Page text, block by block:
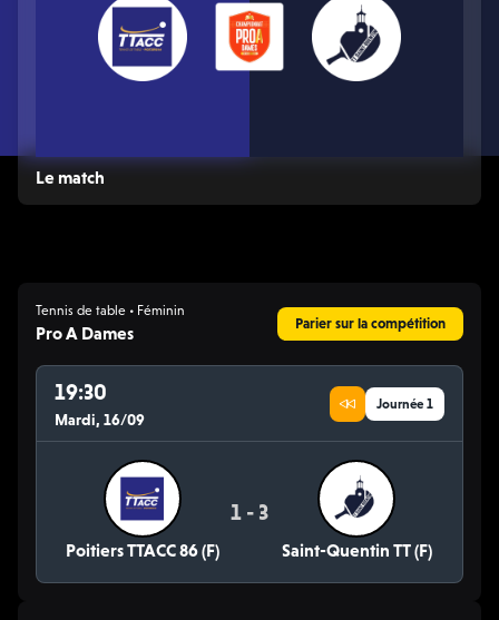
Le match
Tennis de table • Féminin
Pro A Dames Parier sur la compétition
19:30
Mardi, 16/09
Journée 1
Poitiers TTACC 86 (F)
1 - 3
Saint-Quentin TT (F)